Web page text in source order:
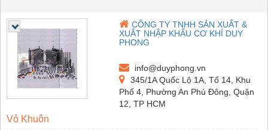
CÔNG TY TNHH SẢN XUẤT &
XUẤT NHẬP KHẨU CƠ KHÍ DUY
PHONG
info@duyphong.vn
345/1A Quốc Lộ 1A, Tổ 14, Khu
Phố 4, Phường An Phú Đông, Quận
12, TP HCM
Vỏ Khuôn